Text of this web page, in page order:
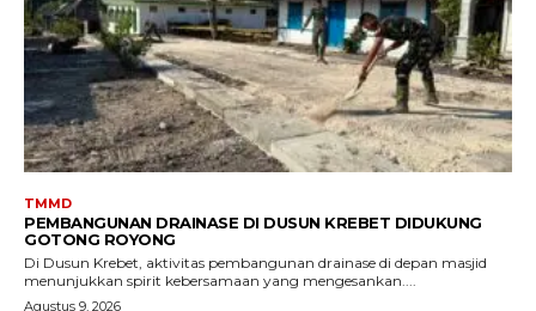
TMMD
PEMBANGUNAN DRAINASE DI DUSUN KREBET DIDUKUNG
GOTONG ROYONG
Di Dusun Krebet, aktivitas pembangunan drainase di depan masjid
menunjukkan spirit kebersamaan yang mengesankan....
Agustus 9, 2026